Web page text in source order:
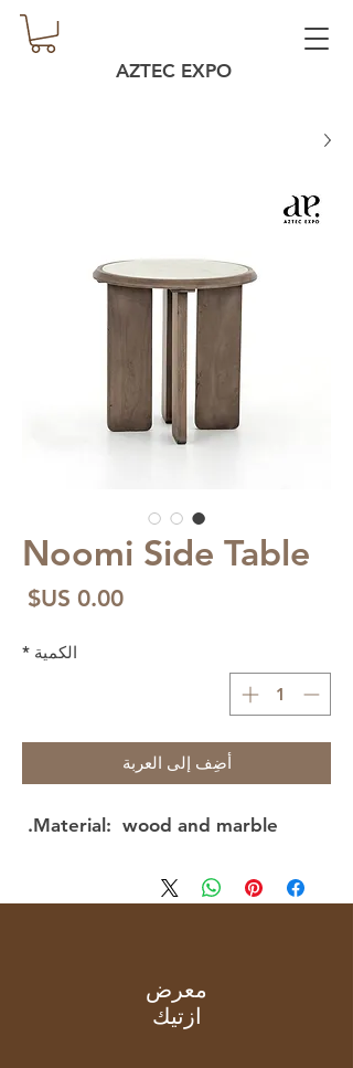
AZTEC EXPO
Noomi Side Table
الكمية *
أضِف إلى العربة
Material: wood and marble.
معرض
ازتيك